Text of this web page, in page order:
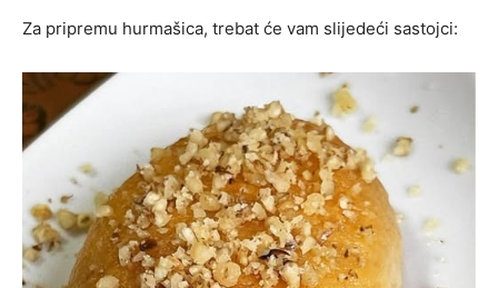
Za pripremu hurmašica, trebat će vam slijedeći sastojci: